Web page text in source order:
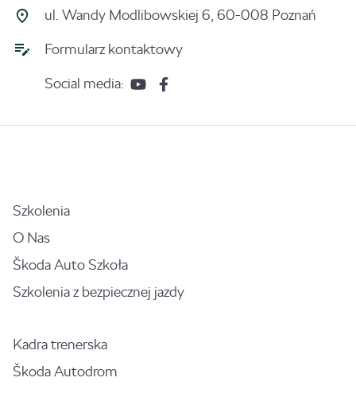
ul. Wandy Modlibowskiej 6, 60-008 Poznań
Formularz kontaktowy
Social media:
Szkolenia
O Nas
Škoda Auto Szkoła
Szkolenia z bezpiecznej jazdy
Kadra trenerska
Škoda Autodrom